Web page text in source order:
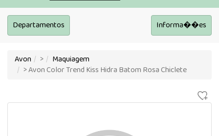
Departamentos Informa��es
Avon >
Maquiagem
> Avon Color Trend Kiss Hidra Batom Rosa Chiclete